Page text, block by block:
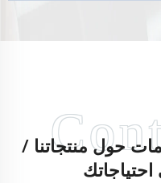
حول منتجاتنا /
احتياجاتك